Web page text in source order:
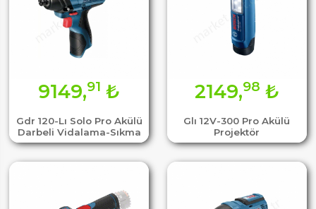
Gdr 120-Lı Solo Pro Akülü
Darbeli Vidalama-Sıkma
9149,91 ₺
Glı 12V-300 Pro Akülü
Projektör
2149,98 ₺